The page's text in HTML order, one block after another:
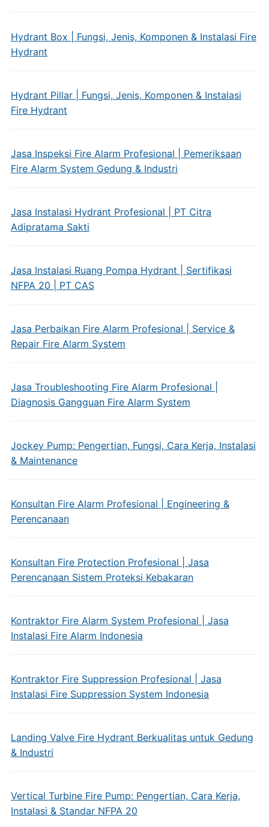
Hydrant Box | Fungsi, Jenis, Komponen & Instalasi Fire
Hydrant
Hydrant Pillar | Fungsi, Jenis, Komponen & Instalasi
Fire Hydrant
Jasa Inspeksi Fire Alarm Profesional | Pemeriksaan
Fire Alarm System Gedung & Industri
Jasa Instalasi Hydrant Profesional | PT Citra
Adipratama Sakti
Jasa Instalasi Ruang Pompa Hydrant | Sertifikasi
NFPA 20 | PT CAS
Jasa Perbaikan Fire Alarm Profesional | Service &
Repair Fire Alarm System
Jasa Troubleshooting Fire Alarm Profesional |
Diagnosis Gangguan Fire Alarm System
Jockey Pump: Pengertian, Fungsi, Cara Kerja, Instalasi
& Maintenance
Konsultan Fire Alarm Profesional | Engineering &
Perencanaan
Konsultan Fire Protection Profesional | Jasa
Perencanaan Sistem Proteksi Kebakaran
Kontraktor Fire Alarm System Profesional | Jasa
Instalasi Fire Alarm Indonesia
Kontraktor Fire Suppression Profesional | Jasa
Instalasi Fire Suppression System Indonesia
Landing Valve Fire Hydrant Berkualitas untuk Gedung
& Industri
Vertical Turbine Fire Pump: Pengertian, Cara Kerja,
Instalasi & Standar NFPA 20